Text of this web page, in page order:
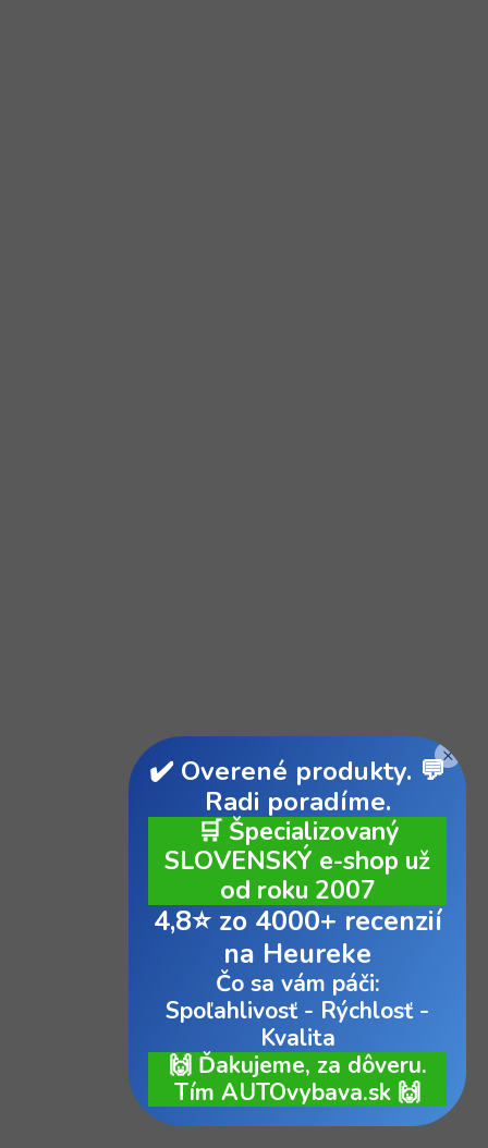
×
✔️ Overené produkty. 💬
Radi poradíme.
🛒 Špecializovaný
SLOVENSKÝ e-shop už
od roku 2007
4,8⭐ zo 4000+ recenzií
na Heureke
Čo sa vám páči:
Spoľahlivosť - Rýchlosť -
Kvalita
🙌 Ďakujeme, za dôveru.
Tím AUTOvybava.sk 🙌